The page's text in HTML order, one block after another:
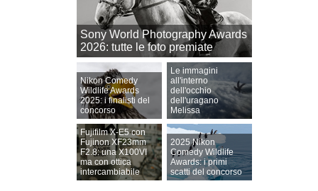
Sony World Photography Awards
2026: tutte le foto premiate
Nikon Comedy
Wildlife Awards
2025: i finalisti del
concorso
Le immagini
all'interno
dell'occhio
dell'uragano
Melissa
Fujifilm X-E5 con
Fujinon XF23mm
F2.8: una X100VI
ma con ottica
intercambiabile
2025 Nikon
Comedy Wildlife
Awards: i primi
scatti del concorso